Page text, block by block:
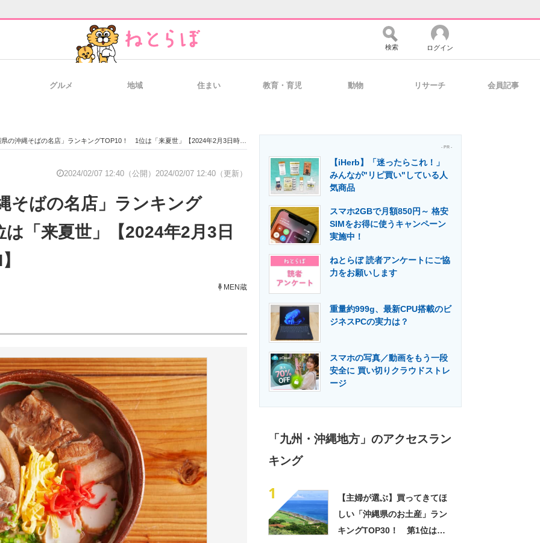
経営リーダーのコミュニティ マーケ×ITの今がよく分かる
品の総合サイト IT製品の技術・比較・事例 製造業のIT導入・活用を支援
エネルギーの専門メディア 建設×テクノロジーの最前線
検索 ログイン
グルメ 地域 住まい 教育・育児 動物 リサーチ 会員記事
の沖縄そばの名店」ランキングTOP10！ 1位は「来夏世」【2024年2月3日時点／SARAH】
2024/02/07 12:40（公開） 2024/02/07 12:40（更新）
そばの名店」ランキング
「来夏世」【2024年2月3日
MEN蔵
- PR -
【iHerb】「迷ったらこれ！」
みんなが"リピ買い"している人
気商品
スマホ2GBで月額850円～ 格安
SIMをお得に使うキャンペーン
実施中！
ねとらぼ 読者アンケートにご協
力をお願いします
重量約999g、最新CPU搭載のビ
ジネスPCの実力は？
スマホの写真／動画をもう一段
安全に 買い切りクラウドストレ
ージ
「九州・沖縄地方」のアクセスラン
キング
1
【主婦が選ぶ】買ってきてほ
しい「沖縄県のお土産」ラン
キングTOP30！ 第1位は